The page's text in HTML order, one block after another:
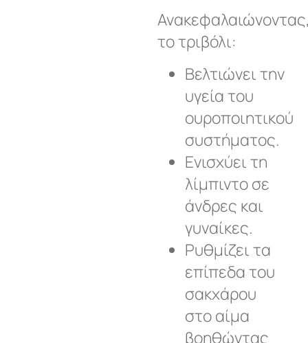
το τριβόλι:
Βελτιώνει την
υγεία του
ουροποιητικού
συστήματος.
Ενισχύει τη
λίμπιντο σε
άνδρες και
γυναίκες.
Ρυθμίζει τα
επίπεδα του
σακχάρου
στο αίμα
βοηθώντας